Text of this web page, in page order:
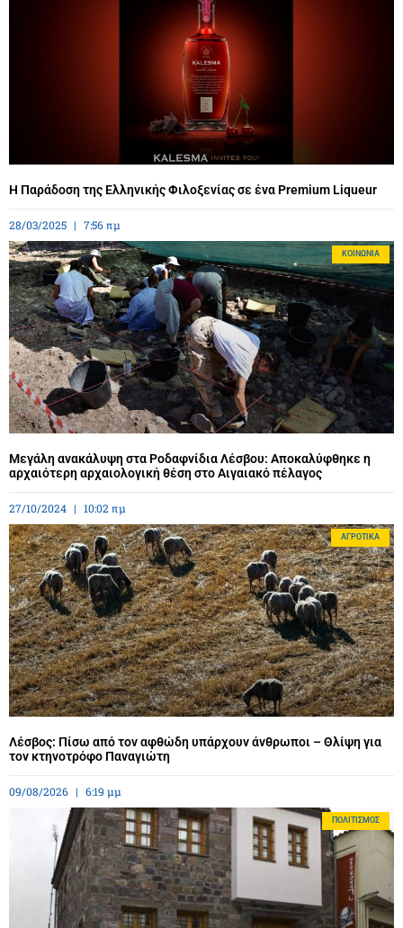
Η Παράδοση της Ελληνικής Φιλοξενίας σε ένα Premium Liqueur
28/03/2025 7:56 πμ
ΚΟΙΝΩΝΊΑ
Μεγάλη ανακάλυψη στα Ροδαφνίδια Λέσβου: Αποκαλύφθηκε η
αρχαιότερη αρχαιολογική θέση στο Αιγαιακό πέλαγος
27/10/2024 10:02 πμ
ΑΓΡΟΤΙΚΆ
Λέσβος: Πίσω από τον αφθώδη υπάρχουν άνθρωποι – Θλίψη για
τον κτηνοτρόφο Παναγιώτη
09/08/2026 6:19 μμ
ΠΟΛΙΤΙΣΜΌΣ